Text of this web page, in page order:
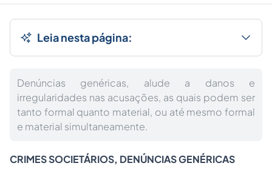
Leia nesta página:
Denúncias genéricas, alude a danos e
irregularidades nas acusações, as quais podem ser
tanto formal quanto material, ou até mesmo formal
e material simultaneamente.
CRIMES SOCIETÁRIOS, DENÚNCIAS GENÉRICAS